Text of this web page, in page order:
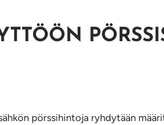
pörssihintoja ryhdytään